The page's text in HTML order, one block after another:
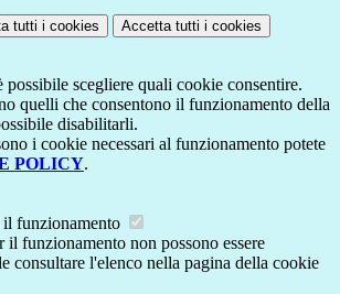
tutti i cookies Accetta tutti i cookies
possibile scegliere quali cookie consentire.
quelli che consentono il funzionamento della
disabilitarli.
i cookie necessari al funzionamento potete
POLICY.
il funzionamento
il funzionamento non possono essere
consultare l'elenco nella pagina della cookie